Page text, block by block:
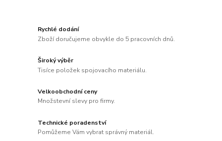
Rychlé dodání
Zboží doručujeme obvykle do 5 pracovních dnů.
Široký výběr
Tisíce položek spojovacího materiálu.
Velkoobchodní ceny
Množstevní slevy pro firmy.
Technické poradenství
Pomůžeme Vám vybrat správný materiál.